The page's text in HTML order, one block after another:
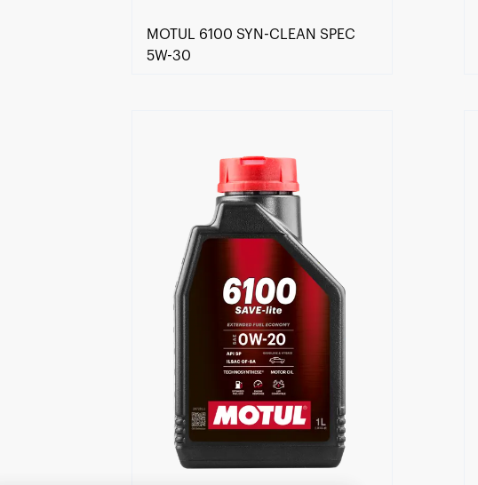
Händlersuche
MOTUL 6100 SYN-CLEAN SPEC
5W-30